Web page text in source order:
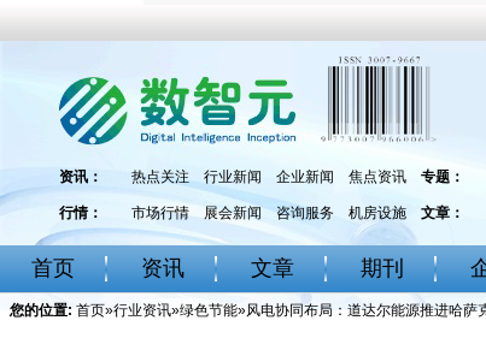
资讯： 热点关注 行业新闻 企业新闻 焦点资讯 专题：
行情： 市场行情 展会新闻 咨询服务 机房设施 文章：
首页 资讯 文章 期刊
您的位置: 首页»行业资讯»绿色节能»风电协同布局：道达尔能源推进哈萨